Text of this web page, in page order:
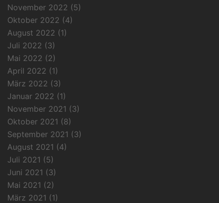
November 2022 (5)
Oktober 2022 (4)
August 2022 (1)
Juli 2022 (3)
Mai 2022 (2)
April 2022 (1)
März 2022 (3)
Januar 2022 (1)
November 2021 (3)
Oktober 2021 (8)
September 2021 (3)
August 2021 (4)
Juli 2021 (5)
Juni 2021 (3)
Mai 2021 (2)
März 2021 (1)